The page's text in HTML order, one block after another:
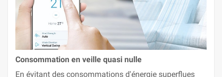
Consommation en veille quasi nulle
En évitant des consommations d'énergie superflues